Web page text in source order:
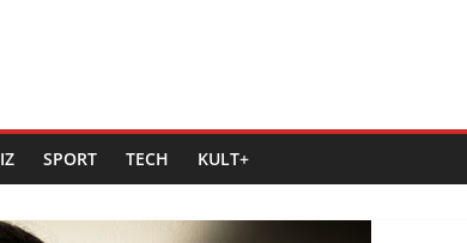
SPORT TECH KULT+